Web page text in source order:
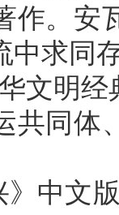
作。安
中求同
文明
共同体
》中文